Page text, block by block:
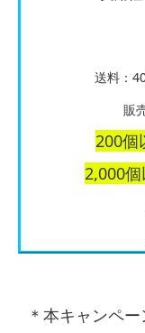
送料：
販
200個
2,000個
＊本キャンペ